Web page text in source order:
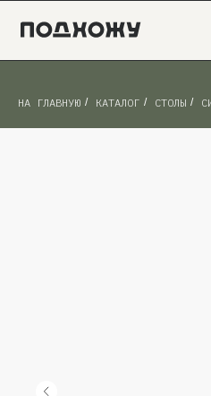
НА ГЛАВНУЮ / КАТАЛОГ / СТОЛЫ /